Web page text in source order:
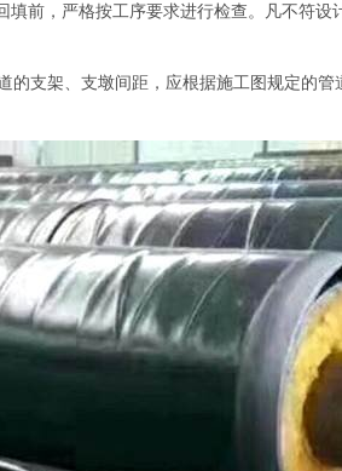
前，严格按工序要求进行检查。凡不符
的支架、支墩间距，应根据施工图规定的